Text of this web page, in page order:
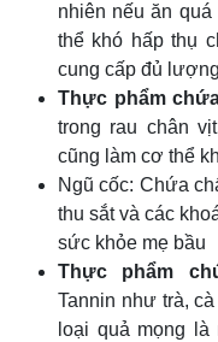
nhiên nếu ăn
thể khó hấp thụ
cung cấp đủ
Thực phẩm
trong rau chân
cũng làm cơ thể
Ngũ cốc: Chứa
thu sắt và các
sức khỏe mẹ bầu
Thực phẩm
Tannin như trà,
loại quả mọng